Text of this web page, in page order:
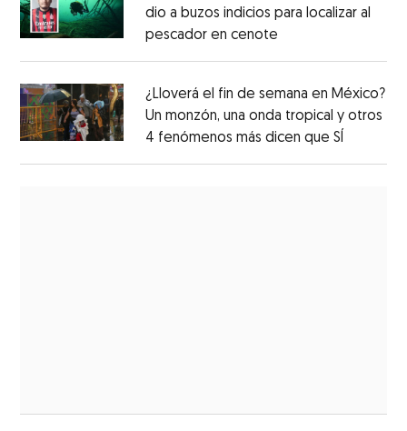
dio a buzos indicios para localizar al
pescador en cenote
¿Lloverá el fin de semana en México?
Un monzón, una onda tropical y otros
4 fenómenos más dicen que SÍ